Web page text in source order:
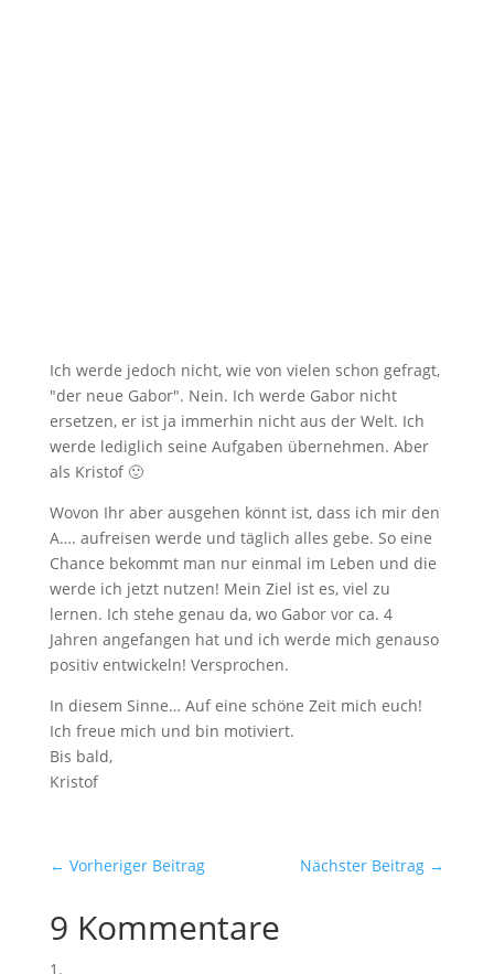
Ich werde jedoch nicht, wie von vielen schon gefragt,
"der neue Gabor". Nein. Ich werde Gabor nicht
ersetzen, er ist ja immerhin nicht aus der Welt. Ich
werde lediglich seine Aufgaben übernehmen. Aber
als Kristof 🙂
Wovon Ihr aber ausgehen könnt ist, dass ich mir den
A…. aufreisen werde und täglich alles gebe. So eine
Chance bekommt man nur einmal im Leben und die
werde ich jetzt nutzen! Mein Ziel ist es, viel zu
lernen. Ich stehe genau da, wo Gabor vor ca. 4
Jahren angefangen hat und ich werde mich genauso
positiv entwickeln! Versprochen.
In diesem Sinne… Auf eine schöne Zeit mich euch!
Ich freue mich und bin motiviert.
Bis bald,
Kristof
← Vorheriger Beitrag Nächster Beitrag →
9 Kommentare